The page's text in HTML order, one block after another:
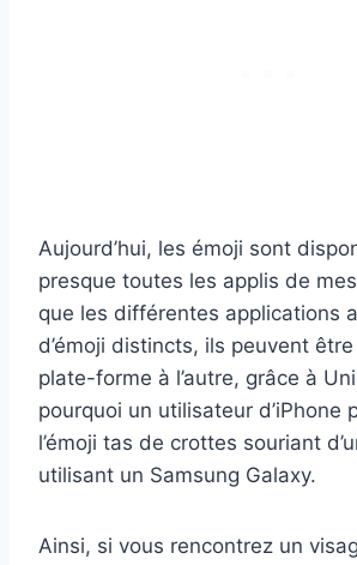
Aujourd’hui, les émoji sont
presque toutes les applis de
que les différentes applications
d’émoji distincts, ils peuvent
plate-forme à l’autre, grâce à
pourquoi un utilisateur d’iPhone
l’émoji tas de crottes souriant
utilisant un Samsung Galaxy.
Ainsi, si vous rencontrez un